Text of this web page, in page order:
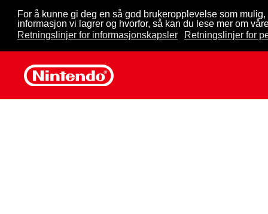
For å kunne gi deg en så god brukeropplevelse som
informasjon vi lagrer og hvorfor, så kan du lese mer om
Retningslinjer for informasjonskapsler
Retningslinjer for
Skip to main content